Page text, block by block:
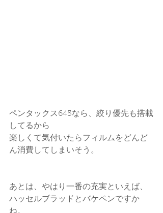
ペンタックス645なら、絞り優先も搭載
してるから
楽しくて気付いたらフィルムをどんど
ん消費してしまいそう。
あとは、やはり一番の充実といえば、
ハッセルブラッドとバケペンですか